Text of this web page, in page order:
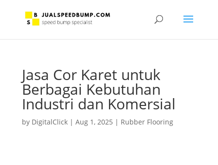
Jasa Cor Karet untuk
Berbagai Kebutuhan
Industri dan Komersial
by DigitalClick| Aug 1, 2025 | Rubber Flooring